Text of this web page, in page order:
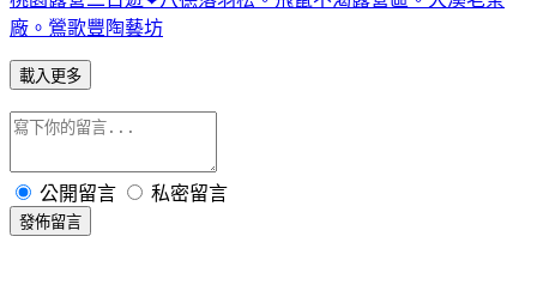
廠。鶯歌豐陶藝坊
載入更多
公開留言 私密留言
發佈留言